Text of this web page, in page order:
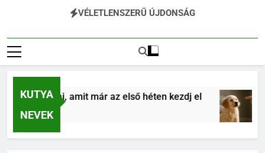
VÉLETLENSZERŰ ÚJDONSÁG
KUTYA
NEVEK
amit már az első héten kezdj el